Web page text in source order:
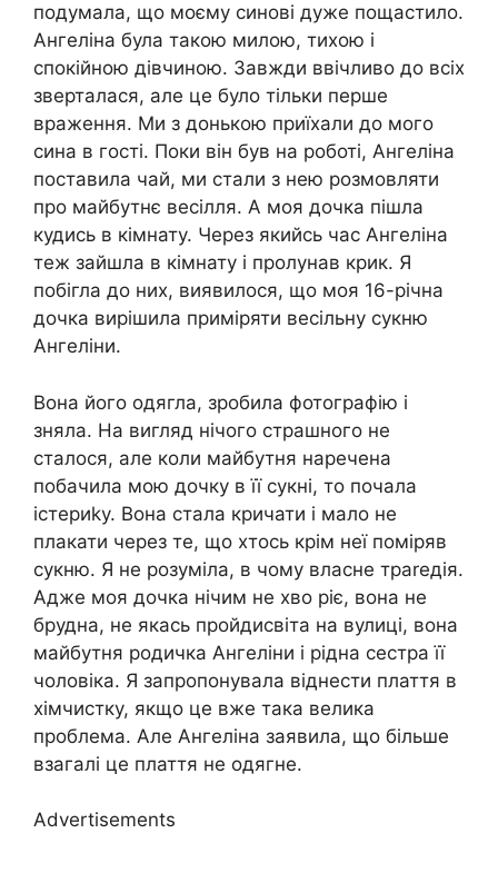
подумала, що моєму синові дуже пощастило.
Ангеліна була такою милою, тихою і
спокійною дівчиною. Завжди ввічливо до всіх
зверталася, але це було тільки перше
враження. Ми з донькою приїхали до мого
сина в гості. Поки він був на роботі, Ангеліна
поставила чай, ми стали з нею розмовляти
про майбутнє весілля. А моя дочка пішла
кудись в кімнату. Через якийсь час Ангеліна
теж зайшла в кімнату і пролунав крик. Я
побігла до них, виявилося, що моя 16-річна
дочка вирішила приміряти весільну сукню
Ангеліни.
Вона його одягла, зробила фотографію і
зняла. На вигляд нічого страшного не
сталося, але коли майбутня наречена
побачила мою дочку в її сукні, то почала
істериkу. Вона стала кричати і мало не
плакати через те, що хтось крім неї поміряв
сукню. Я не розуміла, в чому власне траrедія.
Адже моя дочка нічим не хво ріє, вона не
брудна, не якась пройдисвіта на вулиці, вона
майбутня родичка Ангеліни і рідна сестра її
чоловіка. Я запропонувала віднести плаття в
хімчистку, якщо це вже така велика
проблема. Але Ангеліна заявила, що більше
взагалі це плаття не одягне.
Advertisements